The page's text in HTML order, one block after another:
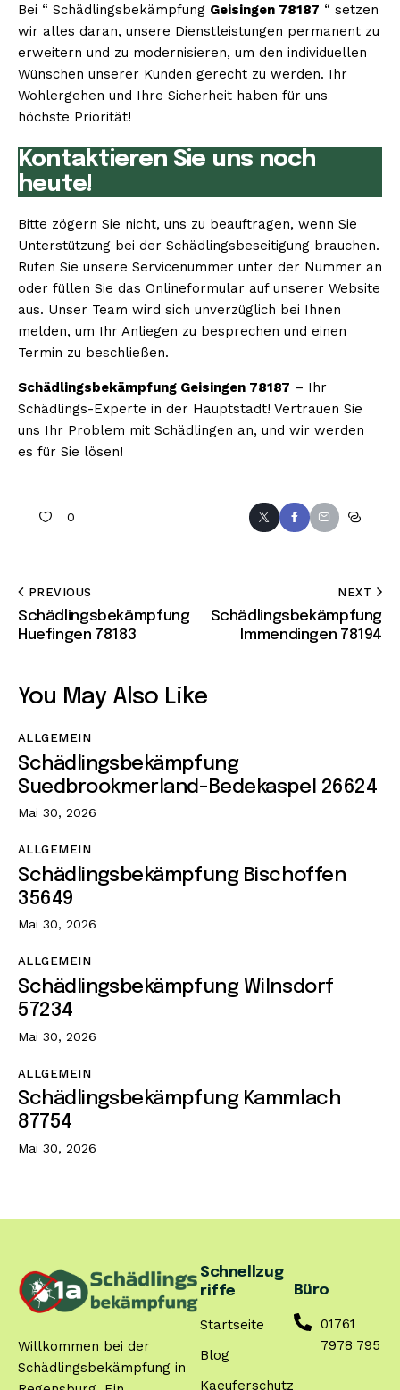
Bei “ Schädlingsbekämpfung Geisingen 78187 “ setzen
wir alles daran, unsere Dienstleistungen permanent zu
erweitern und zu modernisieren, um den individuellen
Wünschen unserer Kunden gerecht zu werden. Ihr
Wohlergehen und Ihre Sicherheit haben für uns
höchste Priorität!
Kontaktieren Sie uns noch
heute!
Bitte zögern Sie nicht, uns zu beauftragen, wenn Sie
Unterstützung bei der Schädlingsbeseitigung brauchen.
Rufen Sie unsere Servicenummer unter der Nummer an
oder füllen Sie das Onlineformular auf unserer Website
aus. Unser Team wird sich unverzüglich bei Ihnen
melden, um Ihr Anliegen zu besprechen und einen
Termin zu beschließen.
Schädlingsbekämpfung Geisingen 78187 – Ihr
Schädlings-Experte in der Hauptstadt! Vertrauen Sie
uns Ihr Problem mit Schädlingen an, und wir werden
es für Sie lösen!
0
PREVIOUS
Schädlingsbekämpfung
Huefingen 78183
NEXT
Schädlingsbekämpfung
Immendingen 78194
You May Also Like
ALLGEMEIN
Schädlingsbekämpfung
Suedbrookmerland-Bedekaspel 26624
Mai 30, 2026
ALLGEMEIN
Schädlingsbekämpfung Bischoffen
35649
Mai 30, 2026
ALLGEMEIN
Schädlingsbekämpfung Wilnsdorf
57234
Mai 30, 2026
ALLGEMEIN
Schädlingsbekämpfung Kammlach
87754
Mai 30, 2026
Willkommen bei der
Schädlingsbekämpfung in
Schnellzug
riffe
Startseite
Blog
Kaeuferschutz
Büro
01761
7978 795